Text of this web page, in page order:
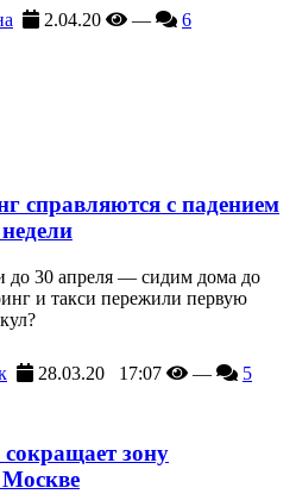
2.04.20 — 6
справляются с падением
до 30 апреля — сидим дома до
и такси пережили первую
28.03.20 17:07 — 5
зону